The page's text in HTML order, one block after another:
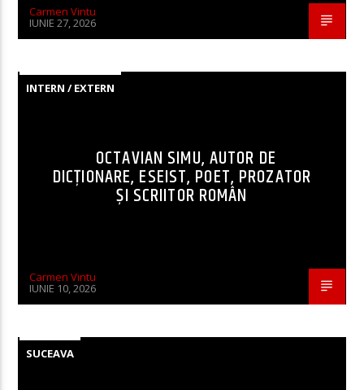
Carmen Vintu
IUNIE 27, 2026
INTERN / EXTERN
OCTAVIAN SIMU, AUTOR DE
DICȚIONARE, ESEIST, POET, PROZATOR
ȘI SCRIITOR ROMÂN
Carmen Vintu
IUNIE 10, 2026
SUCEAVA